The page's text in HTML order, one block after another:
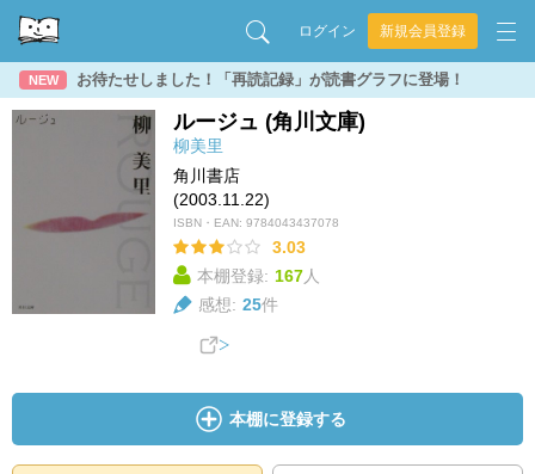
ログイン 新規会員登録
NEW お待たせしました！「再読記録」が読書グラフに登場！
ルージュ (角川文庫)
柳美里
角川書店
(2003.11.22)
ISBN・EAN: 9784043437078
3.03
本棚登録: 167人
感想: 25件
本棚に登録する